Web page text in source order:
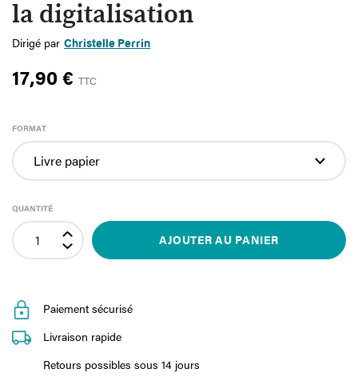
la digitalisation
Dirigé par Christelle Perrin
17,90 € TTC
FORMAT
QUANTITÉ
AJOUTER AU PANIER
Paiement sécurisé
Livraison rapide
Retours possibles sous 14 jours